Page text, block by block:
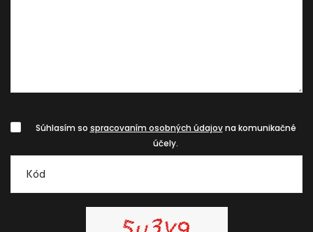
Súhlasím so spracovaním osobných údajovna komunikačné
účely.